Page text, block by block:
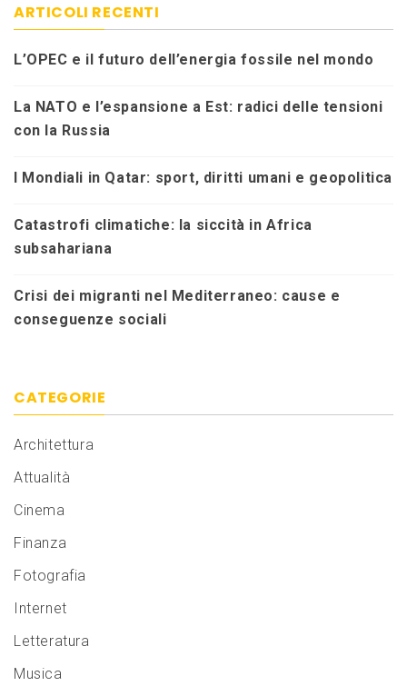
ARTICOLI RECENTI
L’OPEC e il futuro dell’energia fossile nel mondo
La NATO e l’espansione a Est: radici delle tensioni
con la Russia
I Mondiali in Qatar: sport, diritti umani e geopolitica
Catastrofi climatiche: la siccità in Africa
subsahariana
Crisi dei migranti nel Mediterraneo: cause e
conseguenze sociali
CATEGORIE
Architettura
Attualità
Cinema
Finanza
Fotografia
Internet
Letteratura
Musica